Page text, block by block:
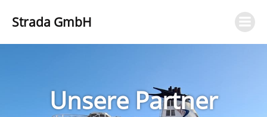
Strada GmbH
Unsere Partner